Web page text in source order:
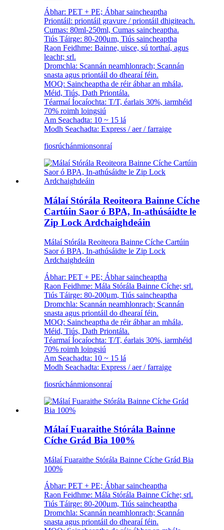
Ábhar: PET + PE; Ábhar saincheaptha
Priontáil: priontáil gravure / priontáil dhigiteach.
Cumas: 80ml-250ml, Cumas saincheaptha.
Tiús Táirge: 80-200μm, Tiús saincheaptha
Raon Feidhme: Bainne, uisce, sú torthaí, agus
leacht; srl.
Dromchla: Scannán neamhlonrach; Scannán
snasta agus priontáil do dhearaí féin.
MOQ: Saincheaptha de réir ábhar an mhála,
Méid, Tiús, Dath Priontála.
Téarmaí Íocaíochta: T/T, éarlais 30%, iarmhéid
70% roimh loingsiú
Am Seachadta: 10 ~ 15 lá
Modh Seachadta: Express / aer / farraige
fiosrúchánmionsonraí
Málaí Stórála Reoiteora Bainne Cíche
Cartúin Saor ó BPA, In-athúsáidte le
Zip Lock Ardchaighdeáin
Málaí Stórála Reoiteora Bainne Cíche Cartúin
Saor ó BPA, In-athúsáidte le Zip Lock
Ardchaighdeáin
Ábhar: PET + PE; Ábhar saincheaptha
Raon Feidhme: Mála Stórála Bainne Cíche; srl.
Tiús Táirge: 80-200μm, Tiús saincheaptha
Dromchla: Scannán neamhlonrach; Scannán
snasta agus priontáil do dhearaí féin.
MOQ: Saincheaptha de réir ábhar an mhála,
Méid, Tiús, Dath Priontála.
Téarmaí Íocaíochta: T/T, éarlais 30%, iarmhéid
70% roimh loingsiú
Am Seachadta: 10 ~ 15 lá
Modh Seachadta: Express / aer / farraige
fiosrúchánmionsonraí
Málaí Fuaraithe Stórála Bainne
Cíche Grád Bia 100%
Málaí Fuaraithe Stórála Bainne Cíche Grád Bia
100%
Ábhar: PET + PE; Ábhar saincheaptha
Raon Feidhme: Mála Stórála Bainne Cíche; srl.
Tiús Táirge: 80-200μm, Tiús saincheaptha
Dromchla: Scannán neamhlonrach; Scannán
snasta agus priontáil do dhearaí féin.